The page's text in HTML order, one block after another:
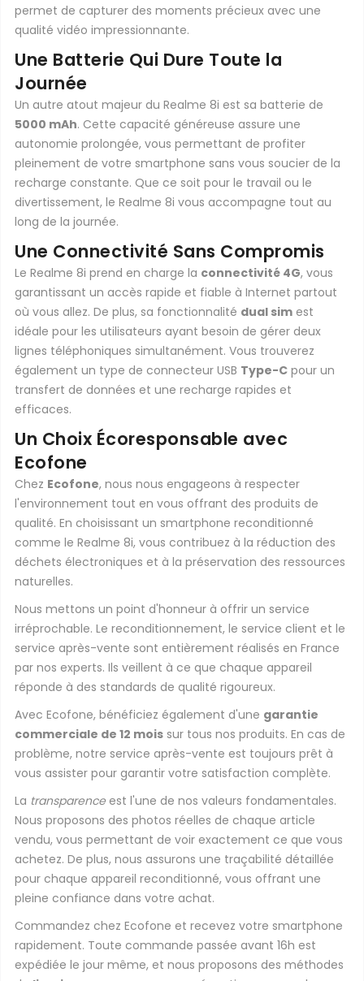
permet de capturer des moments précieux avec une
qualité vidéo impressionnante.
Une Batterie Qui Dure Toute la
Journée
Un autre atout majeur du Realme 8i est sa batterie de
5000 mAh. Cette capacité généreuse assure une
autonomie prolongée, vous permettant de profiter
pleinement de votre smartphone sans vous soucier de la
recharge constante. Que ce soit pour le travail ou le
divertissement, le Realme 8i vous accompagne tout au
long de la journée.
Une Connectivité Sans Compromis
Le Realme 8i prend en charge la connectivité 4G, vous
garantissant un accès rapide et fiable à Internet partout
où vous allez. De plus, sa fonctionnalité dual sim est
idéale pour les utilisateurs ayant besoin de gérer deux
lignes téléphoniques simultanément. Vous trouverez
également un type de connecteur USB Type-C pour un
transfert de données et une recharge rapides et
efficaces.
Un Choix Écoresponsable avec
Ecofone
Chez Ecofone, nous nous engageons à respecter
l'environnement tout en vous offrant des produits de
qualité. En choisissant un smartphone reconditionné
comme le Realme 8i, vous contribuez à la réduction des
déchets électroniques et à la préservation des ressources
naturelles.
Nous mettons un point d'honneur à offrir un service
irréprochable. Le reconditionnement, le service client et le
service après-vente sont entièrement réalisés en France
par nos experts. Ils veillent à ce que chaque appareil
réponde à des standards de qualité rigoureux.
Avec Ecofone, bénéficiez également d'une garantie
commerciale de 12 mois sur tous nos produits. En cas de
problème, notre service après-vente est toujours prêt à
vous assister pour garantir votre satisfaction complète.
La transparence est l'une de nos valeurs fondamentales.
Nous proposons des photos réelles de chaque article
vendu, vous permettant de voir exactement ce que vous
achetez. De plus, nous assurons une traçabilité détaillée
pour chaque appareil reconditionné, vous offrant une
pleine confiance dans votre achat.
Commandez chez Ecofone et recevez votre smartphone
rapidement. Toute commande passée avant 16h est
expédiée le jour même, et nous proposons des méthodes